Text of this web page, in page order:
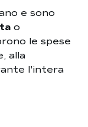
e sono
o
le spese
alla
l'intera